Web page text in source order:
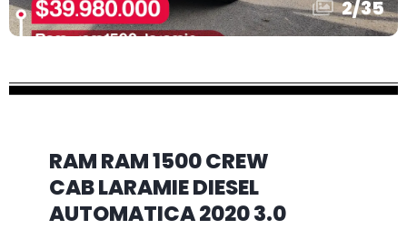
2/35
RAM RAM 1500 CREW
CAB LARAMIE DIESEL
AUTOMATICA 2020 3.0